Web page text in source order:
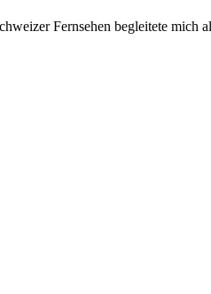
Fernsehen begleitete